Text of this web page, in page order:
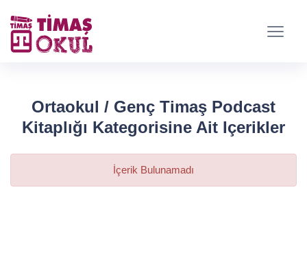
Ortaokul / Genç Timaş Podcast
Kitaplığı Kategorisine Ait Içerikler
İçerik Bulunamadı